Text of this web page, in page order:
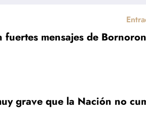
mensajes de
grave que la Nación no